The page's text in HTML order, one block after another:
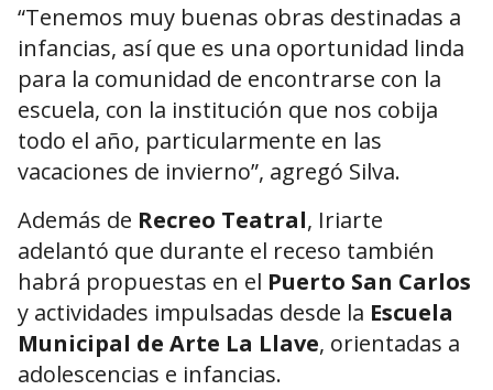
“Tenemos muy buenas obras destinadas a
infancias, así que es una oportunidad linda
para la comunidad de encontrarse con la
escuela, con la institución que nos cobija
todo el año, particularmente en las
vacaciones de invierno”, agregó Silva.
Además de Recreo Teatral, Iriarte
adelantó que durante el receso también
habrá propuestas en el Puerto San Carlos
y actividades impulsadas desde la Escuela
Municipal de Arte La Llave, orientadas a
adolescencias e infancias.